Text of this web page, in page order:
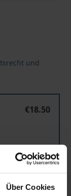
Über Cookies
und
€18.50